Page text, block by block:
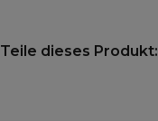
Teile dieses Produkt: